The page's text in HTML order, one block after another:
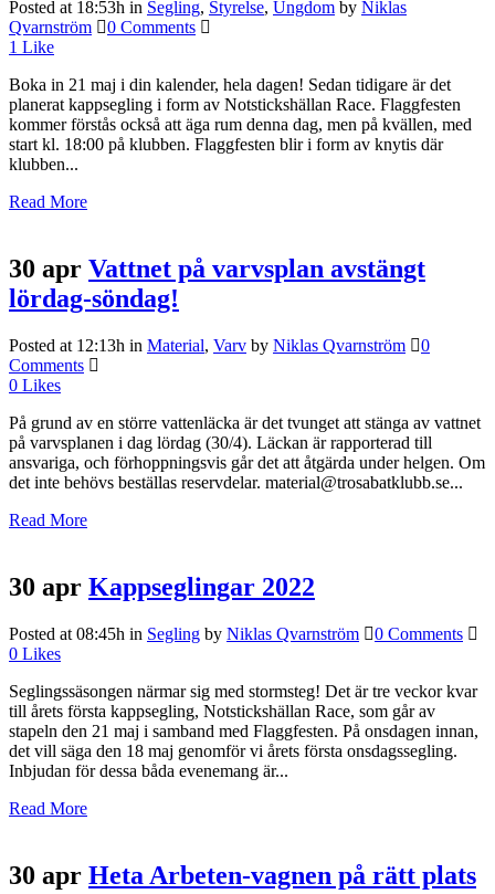
Posted at 18:53h in Segling, Styrelse, Ungdom by Niklas
Qvarnström
0 Comments
1 Like
Boka in 21 maj i din kalender, hela dagen! Sedan tidigare är det
planerat kappsegling i form av Notstickshällan Race. Flaggfesten
kommer förstås också att äga rum denna dag, men på kvällen, med
start kl. 18:00 på klubben. Flaggfesten blir i form av knytis där
klubben...
Read More
30 apr Vattnet på varvsplan avstängt
lördag-söndag!
Posted at 12:13h in Material, Varv by Niklas Qvarnström
0
Comments
0 Likes
På grund av en större vattenläcka är det tvunget att stänga av vattnet
på varvsplanen i dag lördag (30/4). Läckan är rapporterad till
ansvariga, och förhoppningsvis går det att åtgärda under helgen. Om
det inte behövs beställas reservdelar. material@trosabatklubb.se...
Read More
30 apr Kappseglingar 2022
Posted at 08:45h in Segling by Niklas Qvarnström
0 Comments
0 Likes
Seglingssäsongen närmar sig med stormsteg! Det är tre veckor kvar
till årets första kappsegling, Notstickshällan Race, som går av
stapeln den 21 maj i samband med Flaggfesten. På onsdagen innan,
det vill säga den 18 maj genomför vi årets första onsdagssegling.
Inbjudan för dessa båda evenemang är...
Read More
30 apr Heta Arbeten-vagnen på rätt plats